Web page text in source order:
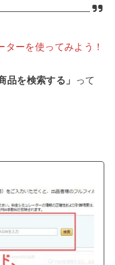
ーを使ってみよう！
品を検索する」
って